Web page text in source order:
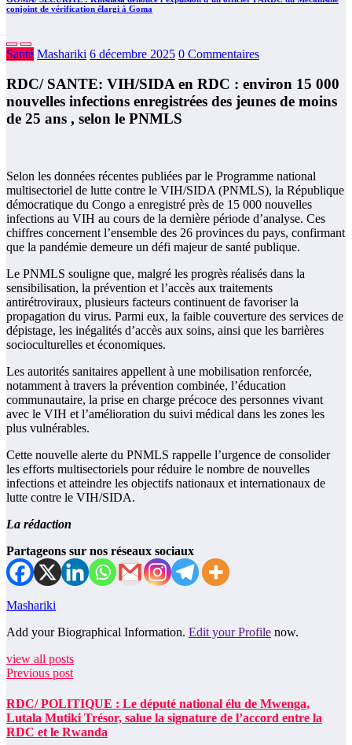
conjoint de vérification élargi à Goma
Santé Mashariki 6 décembre 2025 0 Commentaires
RDC/ SANTE: VIH/SIDA en RDC : environ 15 000
nouvelles infections enregistrées des jeunes de moins
de 25 ans , selon le PNMLS
Selon les données récentes publiées par le Programme national
multisectoriel de lutte contre le VIH/SIDA (PNMLS), la République
démocratique du Congo a enregistré près de 15 000 nouvelles
infections au VIH au cours de la dernière période d’analyse. Ces
chiffres concernent l’ensemble des 26 provinces du pays, confirmant
que la pandémie demeure un défi majeur de santé publique.
Le PNMLS souligne que, malgré les progrès réalisés dans la
sensibilisation, la prévention et l’accès aux traitements
antirétroviraux, plusieurs facteurs continuent de favoriser la
propagation du virus. Parmi eux, la faible couverture des services de
dépistage, les inégalités d’accès aux soins, ainsi que les barrières
socioculturelles et économiques.
Les autorités sanitaires appellent à une mobilisation renforcée,
notamment à travers la prévention combinée, l’éducation
communautaire, la prise en charge précoce des personnes vivant
avec le VIH et l’amélioration du suivi médical dans les zones les
plus vulnérables.
Cette nouvelle alerte du PNMLS rappelle l’urgence de consolider
les efforts multisectoriels pour réduire le nombre de nouvelles
infections et atteindre les objectifs nationaux et internationaux de
lutte contre le VIH/SIDA.
La rédaction
Partageons sur nos réseaux sociaux
Mashariki
Add your Biographical Information. Edit your Profile now.
view all posts
Previous post
RDC/ POLITIQUE : Le député national élu de Mwenga,
Lutala Mutiki Trésor, salue la signature de l’accord entre la
RDC et le Rwanda